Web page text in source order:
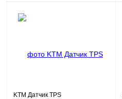
KTM Датчик TPS